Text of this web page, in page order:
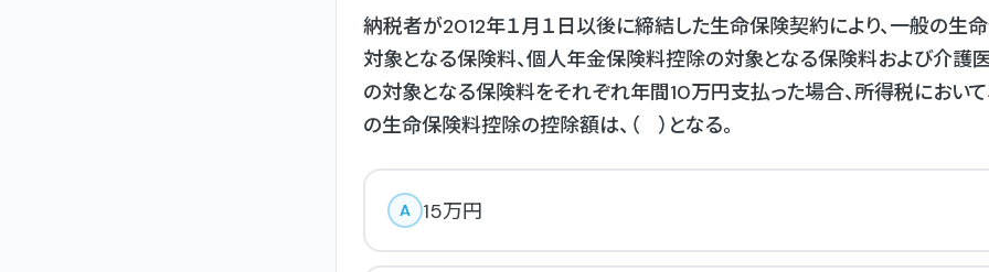
納税者が2012年１月１日以後に締結した生命保険契約により、一般の生
対象となる保険料、個人年金保険料控除の対象となる保険料および介護
の対象となる保険料をそれぞれ年間10万円支払った場合、所得税において
の生命保険料控除の控除額は、（ ）となる。
A 15万円